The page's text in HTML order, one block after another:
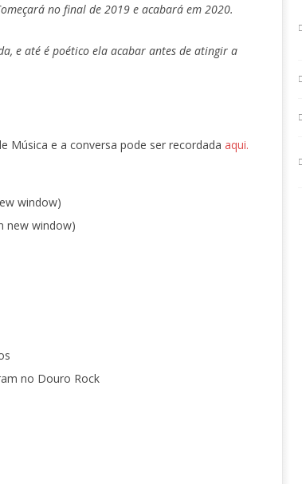
no final de 2019 e acabará em 2020.
e até é poético ela acabar antes de atingir a
Música e a conversa pode ser recordada aqui.
window)
new window)
no Douro Rock